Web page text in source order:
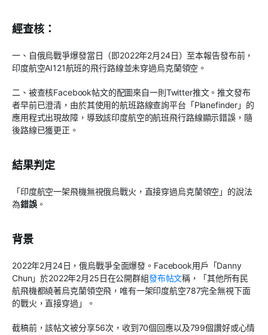
經查核：
一、自俄烏戰爭爆發當日（即2022年2月24日）至本報告發布前，
印度航空AI121航班的飛行路線並未穿過烏克蘭領空。
二、被查核Facebook帖文的配圖來自一則Twitter推文。推文發布
者早前已澄清，由於其使用的航班路線查詢平台「Planefinder」的
應用程式出現故障，導致該印度航空的航班飛行路線顯示錯誤，隨
後路線已獲更正。
結果判定
「印度航空一架飛機無視俄烏戰火，直接穿過烏克蘭領空」的說法
為錯誤。
背景
2022年2月24日，俄烏戰爭全面爆發。Facebook用戶「Danny
Chun」於2022年2月25日在公開群組發布帖文稱，「其他所有民
航飛機都繞著烏克蘭領空飛，唯有一架印度航空787完全無視下面
的戰火，直接穿過」。
截稿前，該帖文被分享56次，收到70個回應以及799個讚好或心情